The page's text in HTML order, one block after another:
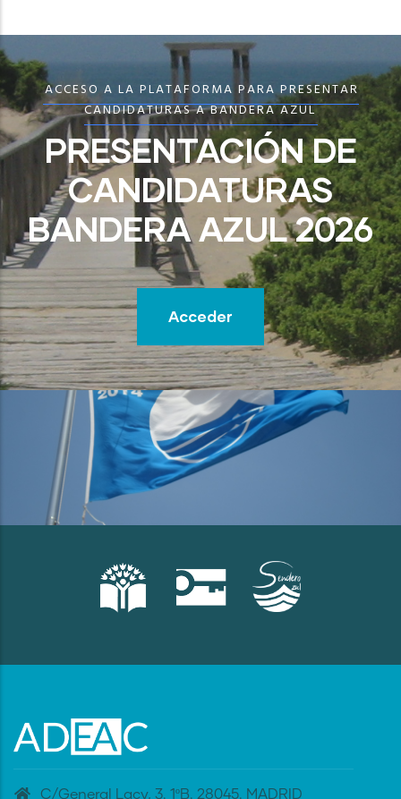
ACCESO A LA PLATAFORMA PARA PRESENTAR
CANDIDATURAS A BANDERA AZUL
PRESENTACIÓN DE
CANDIDATURAS
BANDERA AZUL 2026
Acceder
C/General Lacy, 3. 1ºB. 28045. MADRID